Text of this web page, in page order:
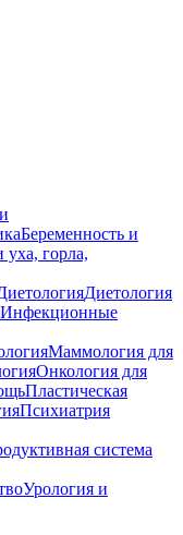
Беременность и
уха, горла,
Диетология
Инфекционные
Маммология для
Онкология для
Пластическая
Психиатрия
система
Урология и